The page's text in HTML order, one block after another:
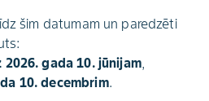
šim datumam un paredzēti
gada 10. jūnijam,
10. decembrim.